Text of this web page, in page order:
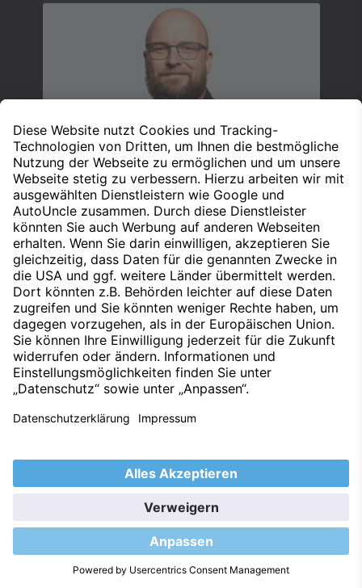
Florian Keller
Werkstattleiter Transporter
+49 721 6275-174
Kontakt aufnehmen
Michael Führinger
+49 721 6275-162
Kontakt aufnehmen